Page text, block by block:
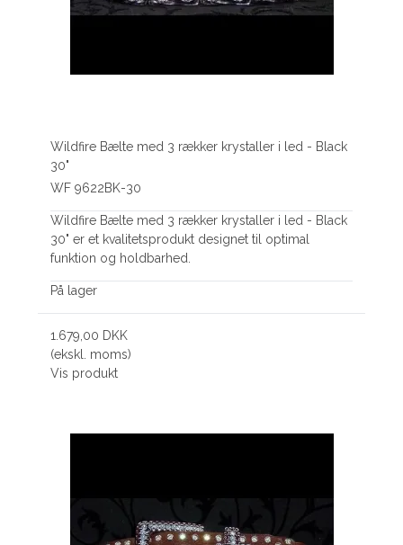
Wildfire Bælte med 3 rækker krystaller i led - Black
30"
WF 9622BK-30
Wildfire Bælte med 3 rækker krystaller i led - Black
30" er et kvalitetsprodukt designet til optimal
funktion og holdbarhed.
På lager
1.679,00 DKK
(ekskl. moms)
Vis produkt